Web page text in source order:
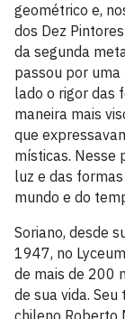
geométrico e,
dos Dez
da segunda
passou por uma
lado o rigor das
maneira mais
que
místicas. Nesse
luz e das
mundo e do
Soriano, desde
1947, no
de mais de 200
de sua vida.
chileno Roberto